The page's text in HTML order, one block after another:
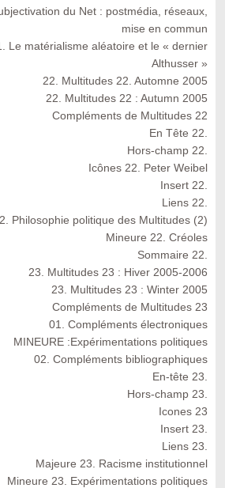
du Net : postmédia, réseaux,
mise en commun
Le matérialisme aléatoire et le « dernier
Althusser »
22. Multitudes 22. Automne 2005
22. Multitudes 22 : Autumn 2005
Compléments de Multitudes 22
En Tête 22.
Hors-champ 22.
Icônes 22. Peter Weibel
Insert 22.
Liens 22.
Philosophie politique des Multitudes (2)
Mineure 22. Créoles
Sommaire 22.
23. Multitudes 23 : Hiver 2005-2006
23. Multitudes 23 : Winter 2005
Compléments de Multitudes 23
01. Compléments électroniques
MINEURE :Expérimentations politiques
02. Compléments bibliographiques
En-tête 23.
Hors-champ 23.
Icones 23
Insert 23.
Liens 23.
Majeure 23. Racisme institutionnel
Mineure 23. Expérimentations politiques